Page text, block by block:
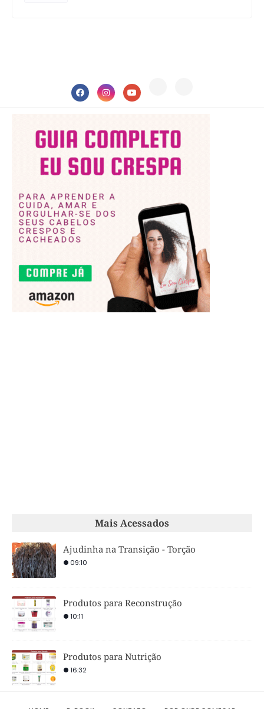
Mais Acessados
Ajudinha na Transição - Torção
09:10
Produtos para Reconstrução
10:11
Produtos para Nutrição
16:32